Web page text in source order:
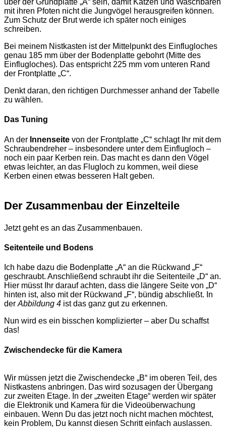
über der Grundplatte „A“ sein, damit Katzen und Waschbären
mit ihren Pfoten nicht die Jungvögel herausgreifen können.
Zum Schutz der Brut werde ich später noch einiges
schreiben.
Bei meinem Nistkasten ist der Mittelpunkt des Einflugloches
genau 185 mm über der Bodenplatte gebohrt (Mitte des
Einflugloches). Das entspricht 225 mm vom unteren Rand
der Frontplatte „C“.
Denkt daran, den richtigen Durchmesser anhand der Tabelle
zu wählen.
Das Tuning
An der Innenseite von der Frontplatte „C“ schlagt Ihr mit dem
Schraubendreher – insbesondere unter dem Einflugloch –
noch ein paar Kerben rein. Das macht es dann den Vögel
etwas leichter, an das Flugloch zu kommen, weil diese
Kerben einen etwas besseren Halt geben.
Der Zusammenbau der Einzelteile
Jetzt geht es an das Zusammenbauen.
Seitenteile und Bodens
Ich habe dazu die Bodenplatte „A“ an die Rückwand „F“
geschraubt. Anschließend schraubt ihr die Seitenteile „D“ an.
Hier müsst Ihr darauf achten, dass die längere Seite von „D“
hinten ist, also mit der Rückwand „F“, bündig abschließt. In
derAbbildung 4 ist das ganz gut zu erkennen.
Nun wird es ein bisschen komplizierter – aber Du schaffst
das!
Zwischendecke für die Kamera
Wir müssen jetzt die Zwischendecke „B“ im oberen Teil, des
Nistkastens anbringen. Das wird sozusagen der Übergang
zur zweiten Etage. In der „zweiten Etage“ werden wir später
die Elektronik und Kamera für die Videoüberwachung
einbauen. Wenn Du das jetzt noch nicht machen möchtest,
kein Problem, Du kannst diesen Schritt einfach auslassen.